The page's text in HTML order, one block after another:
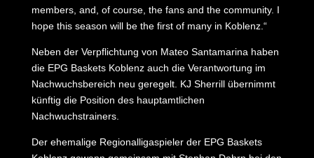
members, and, of course, the fans and the community. I
hope this season will be the first of many in Koblenz.“
Neben der Verpflichtung von Mateo Santamarina haben
die EPG Baskets Koblenz auch die Verantwortung im
Nachwuchsbereich neu geregelt. KJ Sherrill übernimmt
künftig die Position des hauptamtlichen
Nachwuchstrainers.
Der ehemalige Regionalligaspieler der EPG Baskets